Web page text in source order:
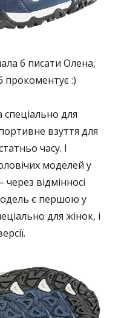
б писати Олена,
прокоментує :)
для
взуття для
часу. І
моделей у
через відмінносі
є першою у
для жінок, і